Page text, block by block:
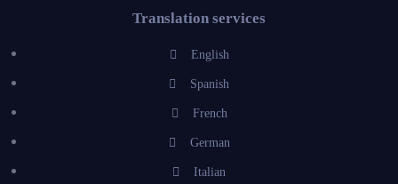
Translation services
English
Spanish
French
German
Italian